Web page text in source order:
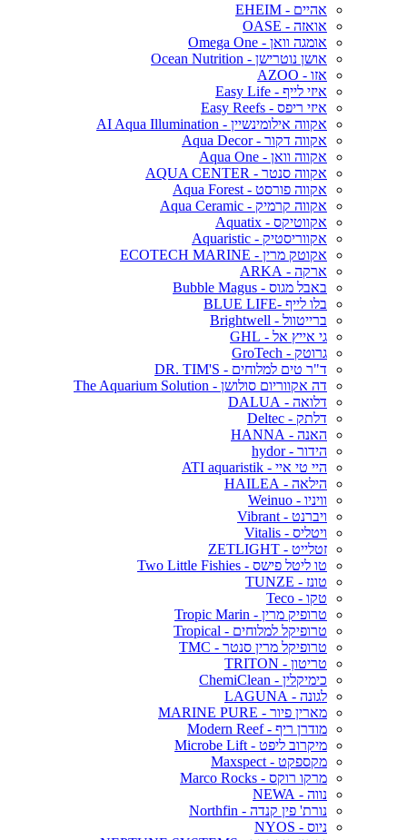
אהיים - EHEIM
אואזה - OASE
אומגה וואן - Omega One
אושן נוטרישן - Ocean Nutrition
אזו - AZOO
איזי לייף - Easy Life
איזי ריפס - Easy Reefs
אקווה אילומינשיין - AI Aqua Illumination
אקווה דקור - Aqua Decor
אקווה וואן - Aqua One
אקווה סנטר - AQUA CENTER
אקווה פורסט - Aqua Forest
אקווה קרמיק - Aqua Ceramic
אקווטיקס - Aquatix
אקווריסטיק - Aquaristic
אקוטק מרין - ECOTECH MARINE
ארקה - ARKA
באבל מגוס - Bubble Magus
בלו לייף -BLUE LIFE
ברייטוול - Brightwell
גי אייץ אל - GHL
גרוטק - GroTech
ד"ר טים למלוחים - DR. TIM'S
דה אקווריום סולושן - The Aquarium Solution
דלואה - DALUA
דלתק - Deltec
האנה - HANNA
הידור - hydor
היי טי איי - ATI aquaristik
הילאה - HAILEA
וויניו - Weinuo
ויברנט - Vibrant
ויטליס - Vitalis
זטלייט - ZETLIGHT
טו ליטל פישס - Two Little Fishies
טונז - TUNZE
טקו - Teco
טרופיק מרין - Tropic Marin
טרופיקל למלוחים - Tropical
טרופיקל מרין סנטר - TMC
טריטון - TRITON
כימיקלין - ChemiClean
לגונה - LAGUNA
מארין פיור - MARINE PURE
מודרן ריף - Modern Reef
מיקרוב ליפט - Microbe Lift
מקספקט - Maxspect
מרקו רוקס - Marco Rocks
נווה - NEWA
נורת' פין קנדה - Northfin
ניוס - NYOS